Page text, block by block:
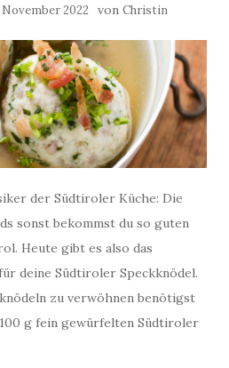
November 2022 von Christin
der Südtiroler Küche: Die
sonst bekommst du so guten
Heute gibt es also das
deine Südtiroler Speckknödel.
zu verwöhnen benötigst
g fein gewürfelten Südtiroler